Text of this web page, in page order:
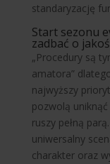
standaryzację
Start sezonu
zadbać o
„Procedury są
amatora”
najwyższy
pozwolą
ruszy pełną
uniwersalny
charakter oraz